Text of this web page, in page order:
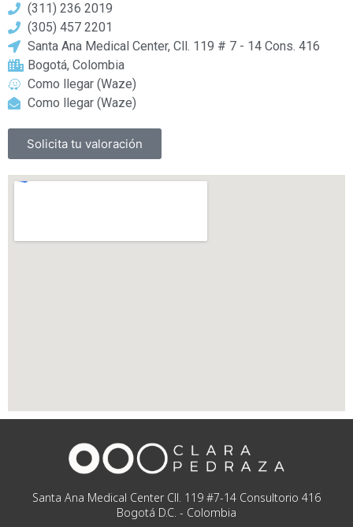
(311) 236 2019
(305) 457 2201
Santa Ana Medical Center, Cll. 119 # 7 - 14 Cons. 416
Bogotá, Colombia
Como llegar (Waze)
Como llegar (Waze)
Solicita tu valoración
Santa Ana Medical Center Cll. 119 #7-14 Consultorio 416
Bogotá D.C. - Colombia